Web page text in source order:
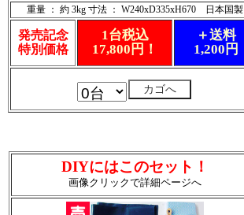
重量 ： 約 3kg 寸法 ： W240xD335xH670 日本国製
発売記念
特別価格
1台税込
17,800円！
＋送料
1,200円
DIYにはこのセット！
画像クリックで詳細ページへ